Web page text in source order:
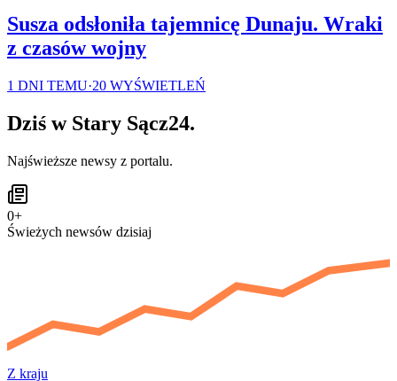
Susza odsłoniła tajemnicę Dunaju. Wraki
z czasów wojny
1 DNI TEMU·20 WYŚWIETLEŃ
Dziś w Stary Sącz24.
Najświeższe newsy z portalu.
0+
Świeżych newsów dzisiaj
Z kraju